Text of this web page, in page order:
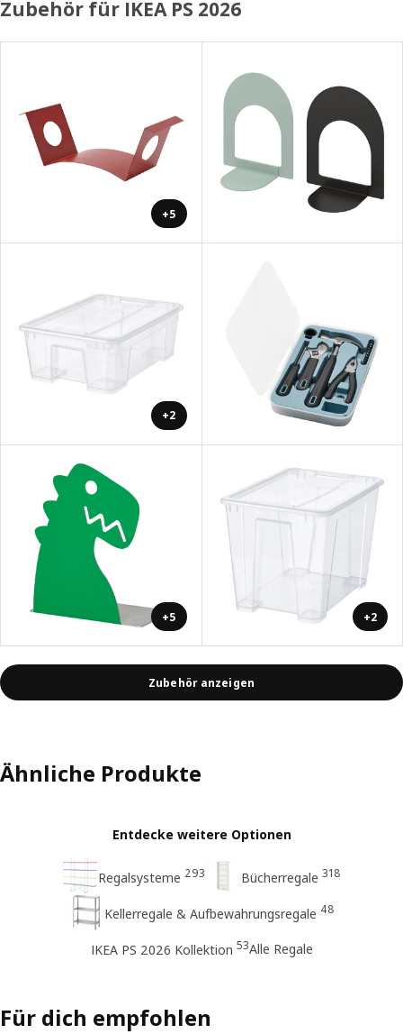
Zubehör für IKEA PS 2026
+5
+2
+5 +2
Zubehör anzeigen
Ähnliche Produkte
Entdecke weitere Optionen
Regalsysteme 293 Bücherregale 318
Kellerregale & Aufbewahrungsregale 48
IKEA PS 2026 Kollektion 53Alle Regale
Für dich empfohlen